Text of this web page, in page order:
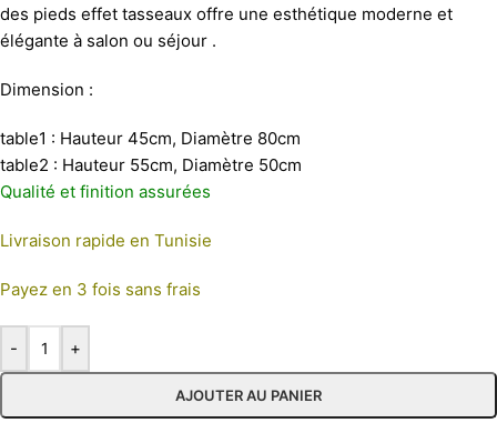
des pieds effet tasseaux offre une esthétique moderne et
élégante à salon ou séjour .
Dimension :
table1 : Hauteur 45cm, Diamètre 80cm
table2 : Hauteur 55cm, Diamètre 50cm
Qualité et finition assurées
Livraison rapide en Tunisie
Payez en 3 fois sans frais
- +
AJOUTER AU PANIER